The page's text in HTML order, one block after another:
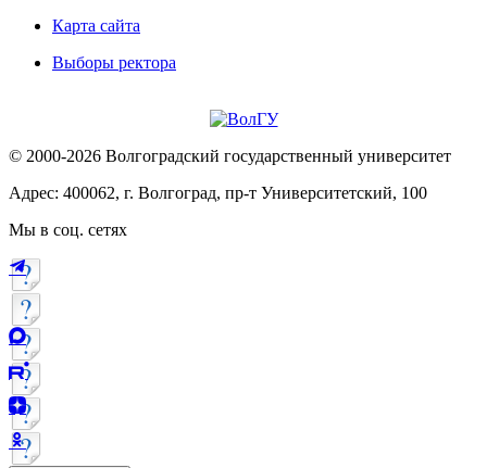
Карта сайта
Выборы ректора
© 2000-2026 Волгоградский государственный университет
Адрес: 400062, г. Волгоград, пр-т Университетский, 100
Мы в соц. сетях